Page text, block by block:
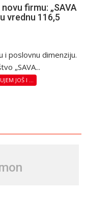
firmu: „SAVA
vrednu 116,5
i poslovnu dimenziju.
„SAVA...
JOŠ I ...